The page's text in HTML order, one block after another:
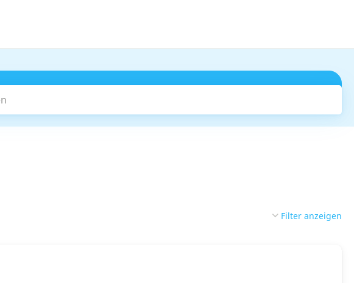
Filter anzeigen